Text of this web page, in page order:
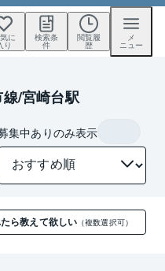
に
り
検索条
件
閲覧履
歴
メ
ニュー
線/宮崎台駅
集中ありのみ表示
ら教えて欲しい （複数選択可）